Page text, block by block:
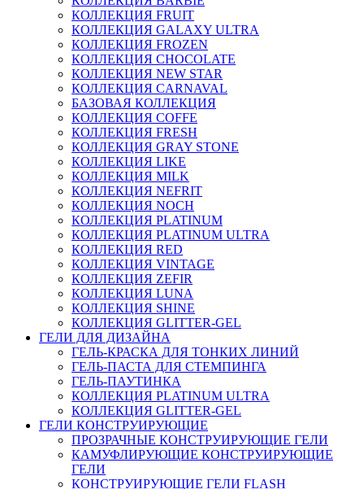
КОЛЛЕКЦИЯ FRUIT
КОЛЛЕКЦИЯ GALAXY ULTRA
КОЛЛЕКЦИЯ FROZEN
КОЛЛЕКЦИЯ CHOCOLATE
КОЛЛЕКЦИЯ NEW STAR
КОЛЛЕКЦИЯ CARNAVAL
БАЗОВАЯ КОЛЛЕКЦИЯ
КОЛЛЕКЦИЯ COFFE
КОЛЛЕКЦИЯ FRESH
КОЛЛЕКЦИЯ GRAY STONE
КОЛЛЕКЦИЯ LIKE
КОЛЛЕКЦИЯ MILK
КОЛЛЕКЦИЯ NEFRIT
КОЛЛЕКЦИЯ NOCH
КОЛЛЕКЦИЯ PLATINUM
КОЛЛЕКЦИЯ PLATINUM ULTRA
КОЛЛЕКЦИЯ RED
КОЛЛЕКЦИЯ VINTAGE
КОЛЛЕКЦИЯ ZEFIR
КОЛЛЕКЦИЯ LUNA
КОЛЛЕКЦИЯ SHINE
КОЛЛЕКЦИЯ GLITTER-GEL
ГЕЛИ ДЛЯ ДИЗАЙНА
ГЕЛЬ-КРАСКА ДЛЯ ТОНКИХ ЛИНИЙ
ГЕЛЬ-ПАСТА ДЛЯ СТЕМПИНГА
ГЕЛЬ-ПАУТИНКА
КОЛЛЕКЦИЯ PLATINUM ULTRA
КОЛЛЕКЦИЯ GLITTER-GEL
ГЕЛИ КОНСТРУИРУЮЩИЕ
ПРОЗРАЧНЫЕ КОНСТРУИРУЮЩИЕ ГЕЛИ
КАМУФЛИРУЮЩИЕ КОНСТРУИРУЮЩИЕ
ГЕЛИ
КОНСТРУИРУЮЩИЕ ГЕЛИ FLASH